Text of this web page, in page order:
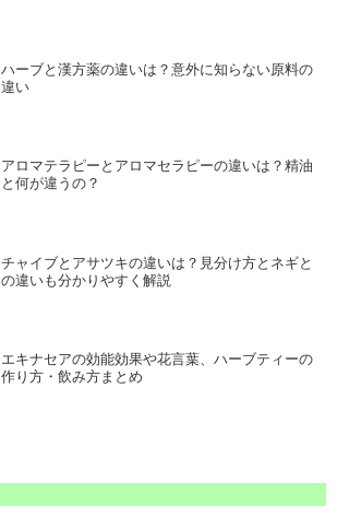
ハーブと漢方薬の違いは？意外に知らない原料の
違い
アロマテラピーとアロマセラピーの違いは？精油
と何が違うの？
チャイブとアサツキの違いは？見分け方とネギと
の違いも分かりやすく解説
エキナセアの効能効果や花言葉、ハーブティーの
作り方・飲み方まとめ